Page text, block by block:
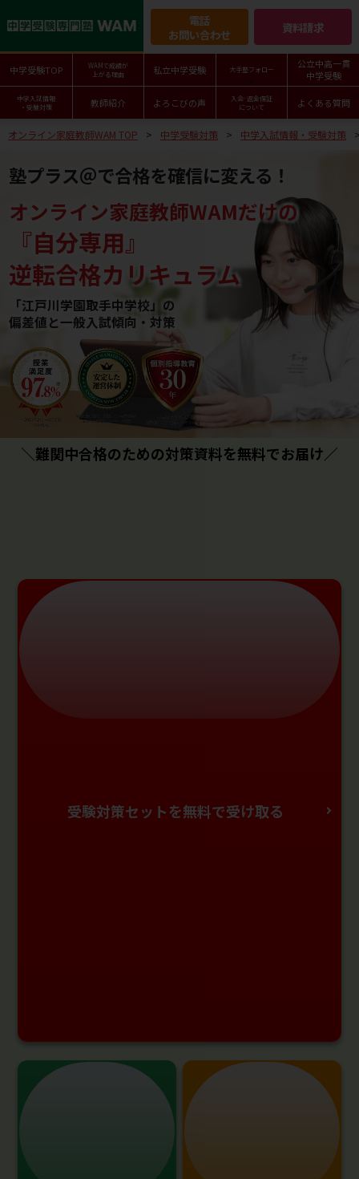
電話
お問い合わせ
資料請求
中学受験TOP
WAMで成績が
上がる理由
私立中学受験 大手塾フォロー
公立中高一貫
中学受験
中学入試情報
・受験対策
教師紹介 よろこびの声
入会･返金保証
について
よくある質問
オンライン家庭教師WAM TOP 中学受験対策 中学入試情報・受験対策
塾プラス＠で合格を確信に変える！
オンライン家庭教師WAMだけの
『自分専用』
逆転合格カリキュラム
「江戸川学園取手中学校」の
偏差値と一般入試傾向・対策
＼難関中合格のための対策資料を無料でお届け／
受験対策セットを無料で受け取る